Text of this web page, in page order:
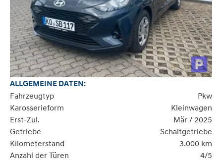
ALLGEMEINE DATEN:
Fahrzeugtyp
Pkw
Karosserieform
Kleinwagen
Erst-Zul.
Mär / 2025
Getriebe
Schaltgetriebe
Kilometerstand
3.000 km
Anzahl der Türen
4/5